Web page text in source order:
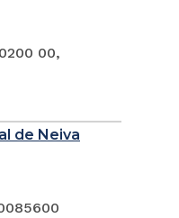
00,
de Neiva